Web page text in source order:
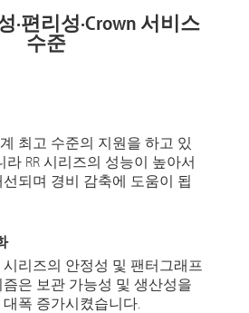
·편리성·Crown 서비스
수준
최고 수준의 지원을 하고 있
라 RR 시리즈의 성능이 높아서
되며 경비 감축에 도움이 됩
시리즈의 안정성 및 팬터그래프
은 보관 가능성 및 생산성을
대폭 증가시켰습니다.